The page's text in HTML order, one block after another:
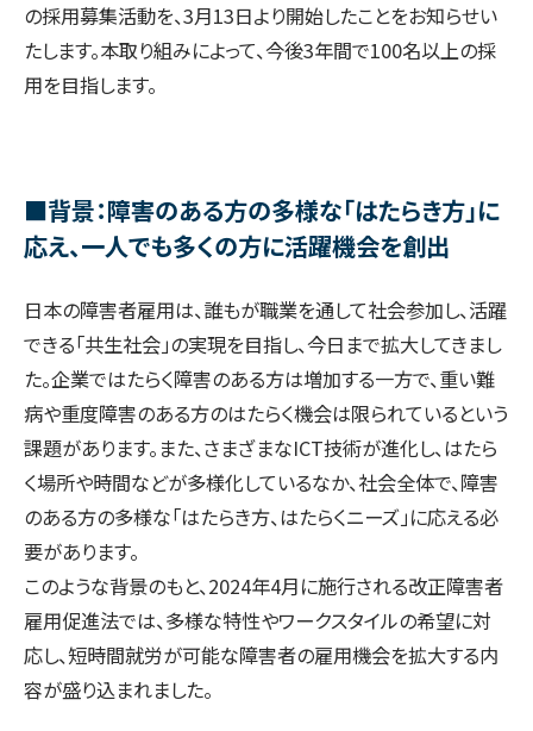
の採用募集活動を、3月13日より開始したことをお知らせい
たします。本取り組みによって、今後3年間で100名以上の採
用を目指します。
■背景：障害のある方の多様な「はたらき方」に
応え、一人でも多くの方に活躍機会を創出
日本の障害者雇用は、誰もが職業を通して社会参加し、活躍
できる「共生社会」の実現を目指し、今日まで拡大してきまし
た。企業ではたらく障害のある方は増加する一方で、重い難
病や重度障害のある方のはたらく機会は限られているという
課題があります。また、さまざまなICT技術が進化し、はたら
く場所や時間などが多様化しているなか、社会全体で、障害
のある方の多様な「はたらき方、はたらくニーズ」に応える必
要があります。
このような背景のもと、2024年4月に施行される改正障害者
雇用促進法では、多様な特性やワークスタイルの希望に対
応し、短時間就労が可能な障害者の雇用機会を拡大する内
容が盛り込まれました。